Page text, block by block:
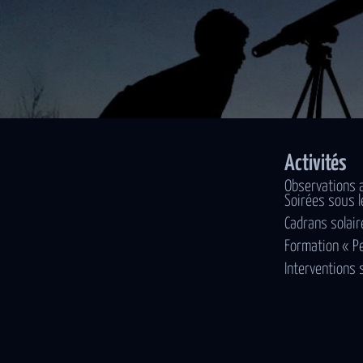
Activités
Observations
Soirées sous
Cadrans
Formation «
Interventions